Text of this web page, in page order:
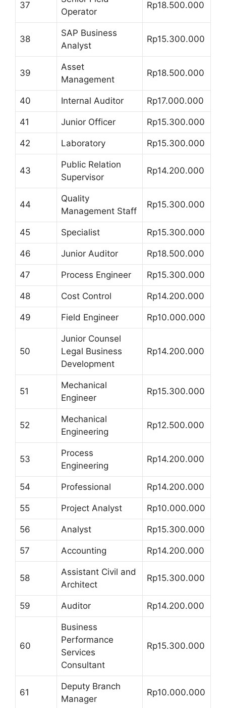
37
Operator
Rp18.500.000
38
SAP Business
Analyst
Rp15.300.000
39
Asset
Management
Rp18.500.000
40 Internal Auditor Rp17.000.000
41 Junior Officer Rp15.300.000
42 Laboratory Rp15.300.000
43
Public Relation
Supervisor
Rp14.200.000
44
Quality
Management Staff
Rp15.300.000
45 Specialist Rp15.300.000
46 Junior Auditor Rp18.500.000
47 Process Engineer Rp15.300.000
48 Cost Control Rp14.200.000
49 Field Engineer Rp10.000.000
50
Junior Counsel
Legal Business
Development
Rp14.200.000
51
Mechanical
Engineer
Rp15.300.000
52
Mechanical
Engineering
Rp12.500.000
53
Process
Engineering
Rp14.200.000
54 Professional Rp14.200.000
55 Project Analyst Rp10.000.000
56 Analyst Rp15.300.000
57 Accounting Rp14.200.000
58
Assistant Civil and
Architect
Rp15.300.000
59 Auditor Rp14.200.000
60
Business
Performance
Services
Consultant
Rp15.300.000
61
Deputy Branch
Manager
Rp10.000.000